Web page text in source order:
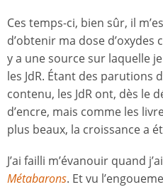
Ces temps-ci, bien sûr, il
d’obtenir ma dose
y a une source sur laquelle
les JdR. Étant des parutions
contenu, les JdR ont, dès le
d’encre, mais comme les
plus beaux, la croissance a
J’ai failli m’évanouir quand
Métabarons. Et vu